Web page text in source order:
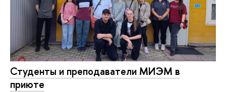
Студенты и преподаватели МИЭМ в
приюте